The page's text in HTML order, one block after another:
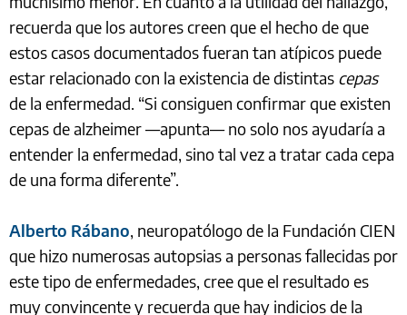
recuerda que los autores creen que el hecho de que
estos casos documentados fueran tan atípicos puede
estar relacionado con la existencia de distintas cepas
de la enfermedad. “Si consiguen confirmar que existen
cepas de alzheimer —apunta— no solo nos ayudaría a
entender la enfermedad, sino tal vez a tratar cada cepa
de una forma diferente”.
Alberto Rábano, neuropatólogo de la Fundación CIEN
que hizo numerosas autopsias a personas fallecidas por
este tipo de enfermedades, cree que el resultado es
muy convincente y recuerda que hay indicios de la